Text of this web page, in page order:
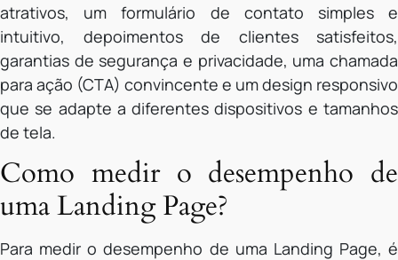
atrativos, um formulário de contato simples e
intuitivo, depoimentos de clientes satisfeitos,
garantias de segurança e privacidade, uma chamada
para ação (CTA) convincente e um design responsivo
que se adapte a diferentes dispositivos e tamanhos
de tela.
Como medir o desempenho de
uma Landing Page?
Para medir o desempenho de uma Landing Page, é